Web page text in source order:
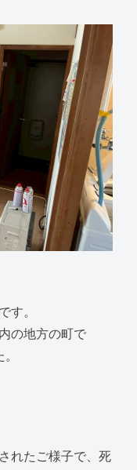
す。
の地方の町で
れたご様子で、死